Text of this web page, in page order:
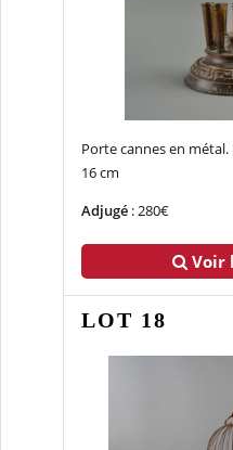
Porte cannes en
16 cm
Adjugé: 280€
Voir
LOT 18